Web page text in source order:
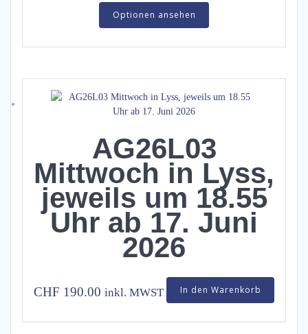
range:
CHF 7.00
through
Optionen ansehen
options
chosen
on
product
page
AG26L03
Mittwoch in Lyss,
jeweils um 18.55
Uhr ab 17. Juni
2026
CHF 190.00 inkl. MWST In den Warenkorb